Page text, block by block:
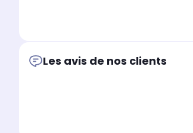
Les avis de nos clients